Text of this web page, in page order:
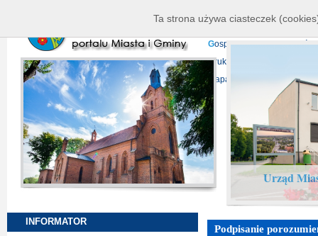
P
rojekty europejskie
Gospodarka
D ruki do pobrania
Mapa serwisu
Urząd
INFORMATOR
Podpisanie
Ta strona używa ciasteczek